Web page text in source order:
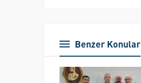
Benzer Konular